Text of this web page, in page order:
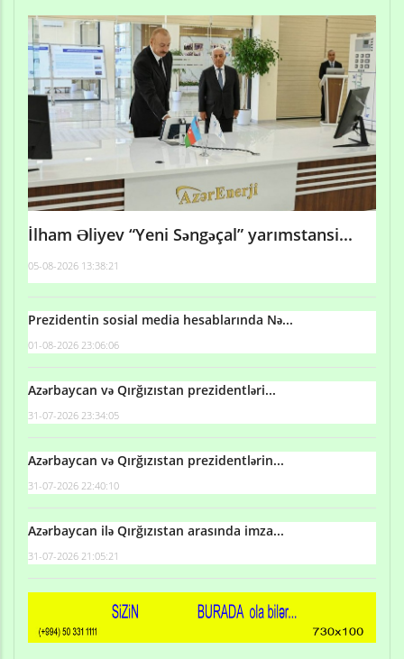
İlham Əliyev “Yeni Səngəçal” yarımstansi...
05-08-2026 13:38:21
Prezidentin sosial media hesablarında Nə...
01-08-2026 23:06:06
Azərbaycan və Qırğızıstan prezidentləri...
31-07-2026 23:34:05
Azərbaycan və Qırğızıstan prezidentlərin...
31-07-2026 22:40:10
Azərbaycan ilə Qırğızıstan arasında imza...
31-07-2026 21:05:21